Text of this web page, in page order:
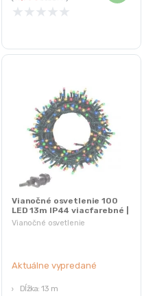
★ ★ ★ ★ ★
Vianočné osvetlenie
Vianočné osvetlenie 100
LED 13m IP44 viacfarebné |
8 režimov
Aktuálne vypredané
Dĺžka: 13 m